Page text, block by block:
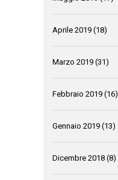
Aprile 2019 (18)
Marzo 2019 (31)
Febbraio 2019 (16)
Gennaio 2019 (13)
Dicembre 2018 (8)